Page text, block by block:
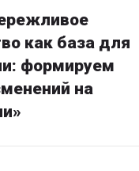
как база для
формируем
на